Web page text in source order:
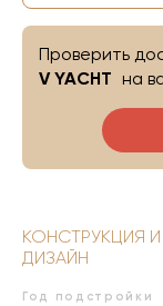
Проверить
V YACHT на
КОНСТРУКЦИЯ И
ДИЗАЙН
Год подстройки